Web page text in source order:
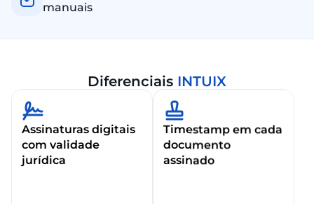
manuais
Diferenciais INTUIX
Assinaturas digitais
com validade
jurídica
Timestamp em cada
documento
assinado